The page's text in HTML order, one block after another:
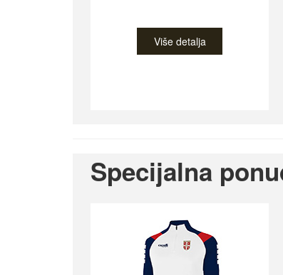
Više detalja
Specijalna